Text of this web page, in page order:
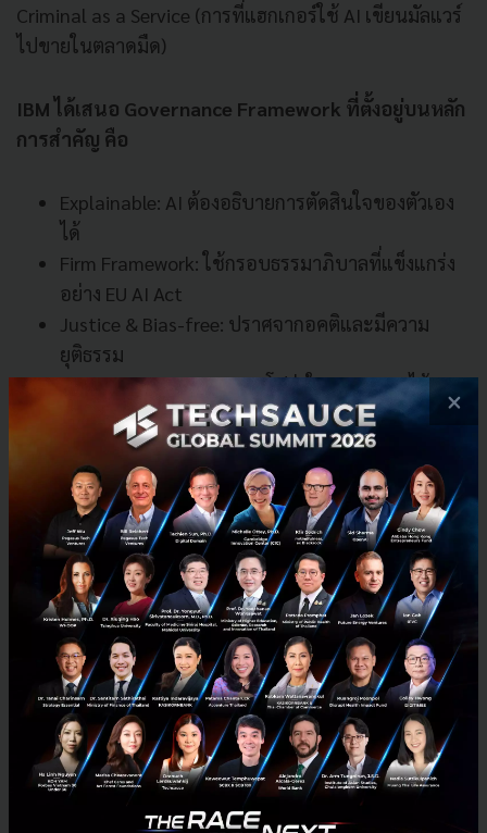
Criminal as a Service (การที่แฮกเกอร์ใช้ AI เขียนมัลแวร์
ไปขายในตลาดมืด)
IBM ได้เสนอ Governance Framework ที่ตั้งอยู่บนหลัก
การสำคัญ คือ
Explainable: AI ต้องอธิบายการตัดสินใจของตัวเอง
ได้
Firm Framework: ใช้กรอบธรรมาภิบาลที่แข็งแกร่ง
อย่าง EU AI Act
Justice & Bias-free: ปราศจากอคติและมีความ
ยุติธรรม
Transparency & Privacy: โปร่งใส ตรวจสอบได้ และ
เคารพความเป็นส่วนตัว
ด้าน คุณวัตสัน (AWS) ได้ชี้ให้เห็นถึงความท้าทายเชิง
เทคนิคอย่าง Hallucination (การที่ AI สร้างข้อมูลที่ผิด
พลาด) และเสนอแนวทางแก้ไขที่เป็นรูปธรรม
Invisible Watermark: การฝังลายน้ำที่มองไม่เห็นลง
ในภาพหรือวิดีโอ เพื่อให้สามารถตรวจสอบย้อนกลับ
ได้ว่าถูกสร้างโดย AI หรือไม่
Automated Reasoning: พัฒนาให้ AI สามารถ
อธิบายที่มาที่ไปของคำตอบได้ เพื่อให้ผู้ใช้สามารถ
ตรวจสอบความถูกต้องของแหล่งข้อมูล
ขณะที่ ดร.โกเมษ (KBTG) เสริมว่าในองค์กรควรเริ่มจาก
การตั้ง AI Principle หรือหลักการพื้นฐาน แล้วตามด้วยแนว
×